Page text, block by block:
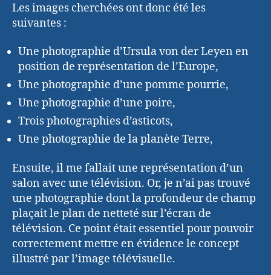
Les images cherchées ont donc été les
suivantes :
Une photographie d’Ursula von der Leyen en
position de représentation de l’Europe,
Une photographie d’une pomme pourrie,
Une photographie d’une poire,
Trois photographies d’asticots,
Une photographie de la planète Terre,
Ensuite, il me fallait une représentation d’un
salon avec une télévision. Or, je n’ai pas trouvé
une photographie dont la profondeur de champ
plaçait le plan de netteté sur l’écran de
télévision. Ce point était essentiel pour pouvoir
correctement mettre en évidence le concept
illustré par l’image télévisuelle.